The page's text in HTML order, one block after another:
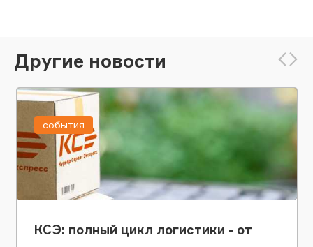
Другие новости
КСЭ: полный цикл логистики - от
события